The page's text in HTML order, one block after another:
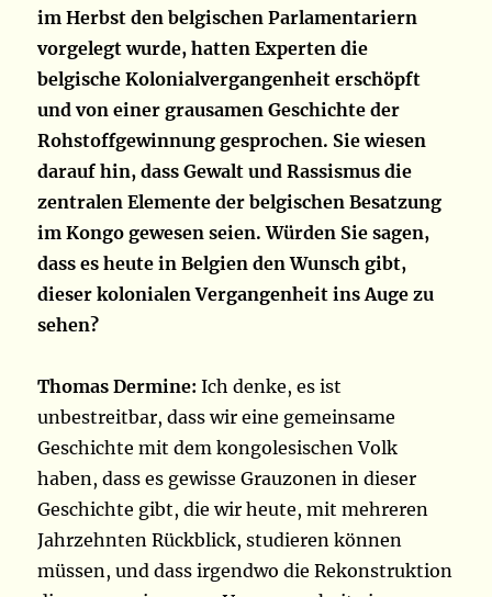
im Herbst den belgischen Parlamentariern
vorgelegt wurde, hatten Experten die
belgische Kolonialvergangenheit erschöpft
und von einer grausamen Geschichte der
Rohstoffgewinnung gesprochen. Sie wiesen
darauf hin, dass Gewalt und Rassismus die
zentralen Elemente der belgischen Besatzung
im Kongo gewesen seien. Würden Sie sagen,
dass es heute in Belgien den Wunsch gibt,
dieser kolonialen Vergangenheit ins Auge zu
sehen?
Thomas Dermine:Ich denke, es ist
unbestreitbar, dass wir eine gemeinsame
Geschichte mit dem kongolesischen Volk
haben, dass es gewisse Grauzonen in dieser
Geschichte gibt, die wir heute, mit mehreren
Jahrzehnten Rückblick, studieren können
müssen, und dass irgendwo die Rekonstruktion